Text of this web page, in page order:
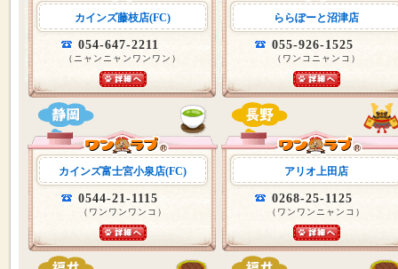
カインズ藤枝店(FC)
054-647-2211
（ニャンニャンワンワン）
ららぽーと沼津店
055-926-1525
（ワンコニャンコ）
カインズ富士宮小泉店(FC)
0544-21-1115
（ワンワンワンコ）
アリオ上田店
0268-25-1125
（ワンワンニャンコ）